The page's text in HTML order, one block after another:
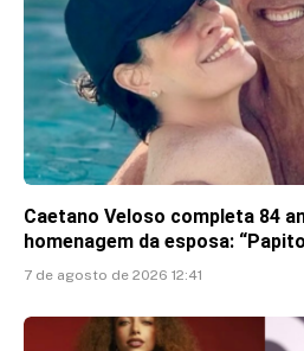
Caetano Veloso completa 84
homenagem da esposa:
7 de agosto de 2026 12:41